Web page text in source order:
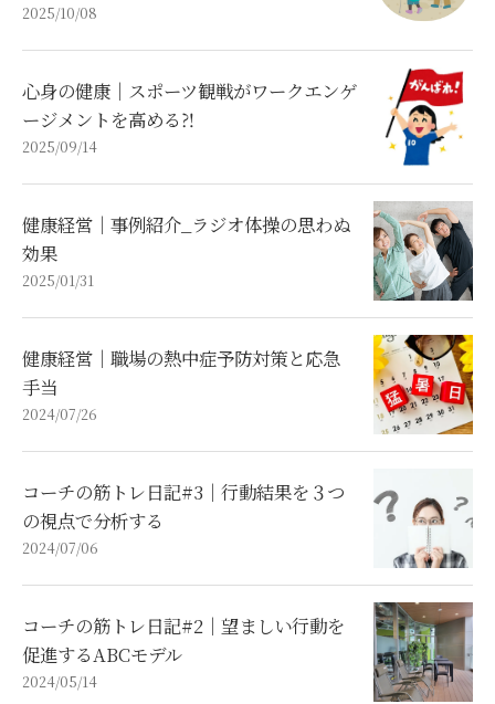
2025/10/08
心身の健康｜スポーツ観戦がワークエンゲ
ージメントを高める⁈
2025/09/14
健康経営｜事例紹介_ラジオ体操の思わぬ
効果
2025/01/31
健康経営｜職場の熱中症予防対策と応急
手当
2024/07/26
コーチの筋トレ日記#3｜行動結果を３つ
の視点で分析する
2024/07/06
コーチの筋トレ日記#2｜望ましい行動を
促進するABCモデル
2024/05/14